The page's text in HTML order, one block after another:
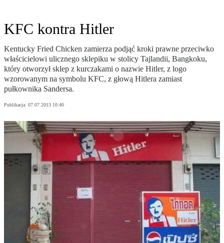
KFC kontra Hitler
Kentucky Fried Chicken zamierza podjąć kroki prawne przeciwko
właścicielowi ulicznego sklepiku w stolicy Tajlandii, Bangkoku,
który otworzył sklep z kurczakami o nazwie Hitler, z logo
wzorowanym na symbolu KFC, z głową Hitlera zamiast
pułkownika Sandersa.
Publikacja: 07.07.2013 10:40